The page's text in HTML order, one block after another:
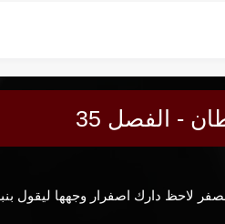
- الفصل 35
35 جلست جوليا و وجهها مصفر لاحظ دارك اصفرار وجهها